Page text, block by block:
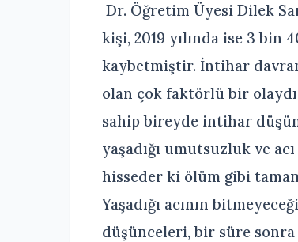
Dr. Öğretim Üyesi Dilek
kişi, 2019 yılında ise 3 bin
kaybetmiştir. İntihar
olan çok faktörlü bir
sahip bireyde intihar
yaşadığı umutsuzluk ve
hisseder ki ölüm gibi
Yaşadığı acının
düşünceleri, bir süre